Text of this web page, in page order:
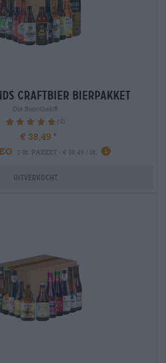
craftbier Bierpakket
Die Bierothek®
100% (4)
€ 38,49
1 St. PAKKET - € 38,49 / St.
Uitverkocht